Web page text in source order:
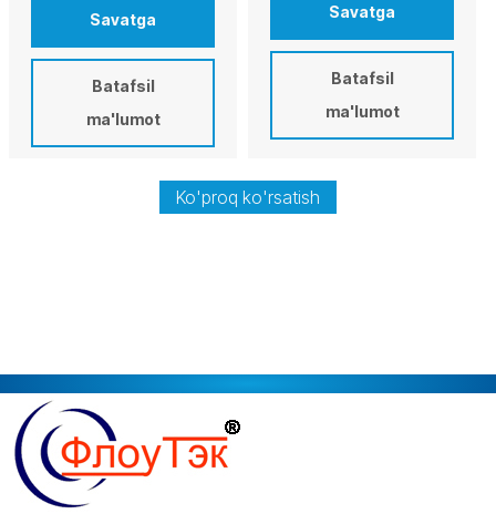
Savatga
Batafsil
ma'lumot
Savatga
Batafsil
ma'lumot
Ko'proq ko'rsatish